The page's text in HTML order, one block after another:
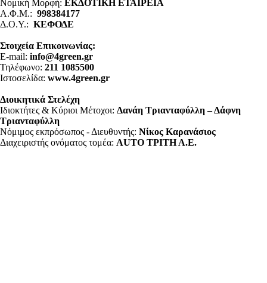
Νομική Μορφή: ΕΚΔΟΤΙΚΗ ΕΤΑΙΡΕΙΑ
Α.Φ.Μ.: 998384177
Δ.Ο.Υ.: ΚΕΦΟΔΕ
Στοιχεία Επικοινωνίας:
E-mail: info@4green.gr
Τηλέφωνο: 211 1085500
Ιστοσελίδα: www.4green.gr
Διοικητικά Στελέχη
Ιδιοκτήτες & Κύριοι Μέτοχοι: Δανάη Τριανταφύλλη – Δάφνη
Τριανταφύλλη
Νόμιμος εκπρόσωπος - Διευθυντής: Νίκος Καρανάσιος
Διαχειριστής ονόματος τομέα: ΑUTO ΤΡΙΤΗ Α.Ε.